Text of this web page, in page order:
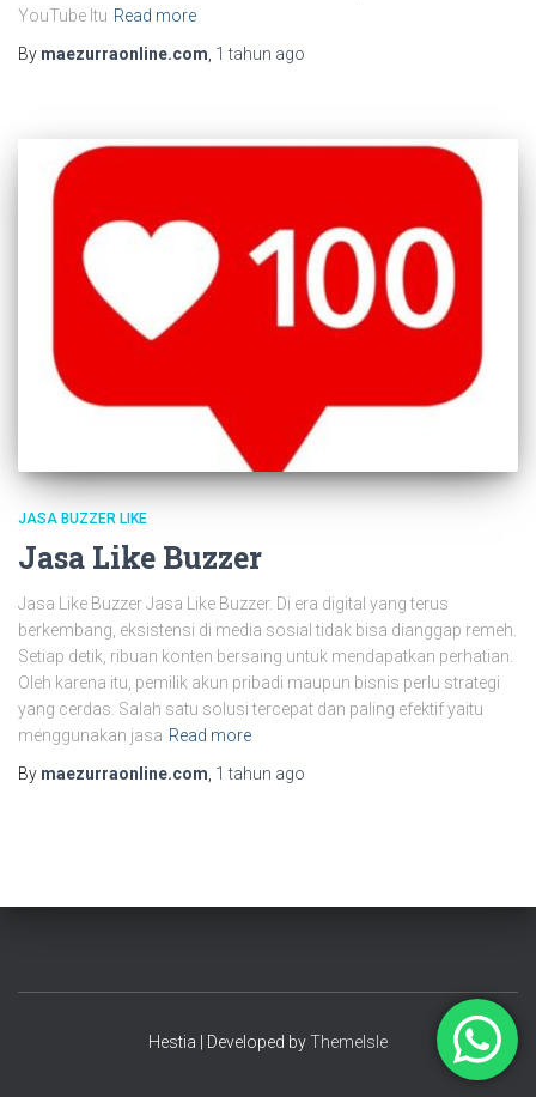
YouTube Itu Read more
By maezurraonline.com 1 tahun ago
JASA BUZZER LIKE
Jasa Like Buzzer
Jasa Like Buzzer Jasa Like Buzzer. Di era digital yang terus
berkembang, eksistensi di media sosial tidak bisa dianggap remeh.
Setiap detik, ribuan konten bersaing untuk mendapatkan perhatian.
Oleh karena itu, pemilik akun pribadi maupun bisnis perlu strategi
yang cerdas. Salah satu solusi tercepat dan paling efektif yaitu
menggunakan jasa Read more
By maezurraonline.com, 1 tahun ago
Hestia | Developed byThemeIsle